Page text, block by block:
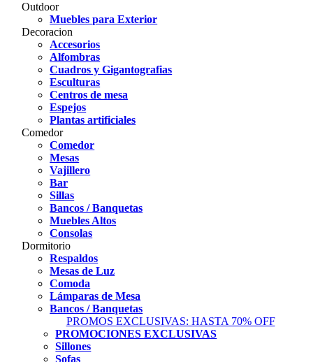
Outdoor
Muebles para Exterior
Decoracion
Accesorios
Alfombras
Cuadros y Gigantografias
Esculturas
Centros de mesa
Espejos
Plantas artificiales
Comedor
Comedor
Mesas
Vajillero
Bar
Sillas
Bancos / Banquetas
Muebles Altos
Consolas
Dormitorio
Respaldos
Mesas de Luz
Comoda
Lámparas de Mesa
Bancos / Banquetas
PROMOS EXCLUSIVAS: HASTA 70% OFF
PROMOCIONES EXCLUSIVAS
Sillones
Sofas